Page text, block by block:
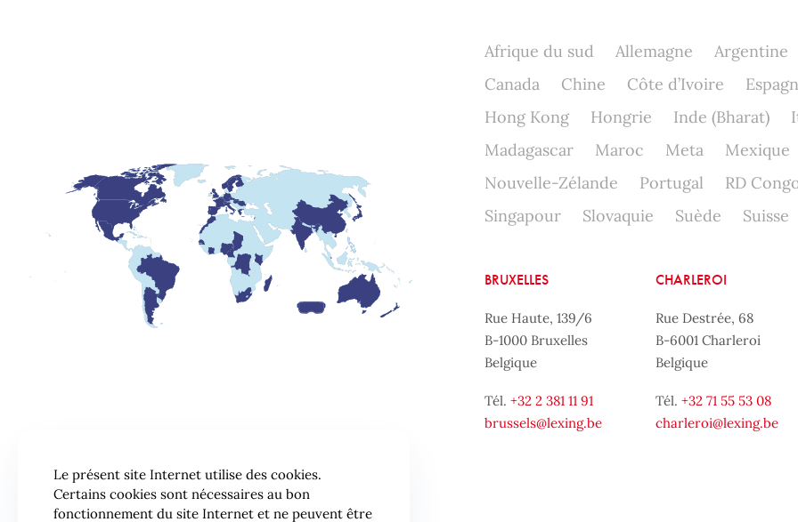
Afrique du sud Allemagne Argentine
Canada
Chine Côte d’Ivoire
Hong Kong
Hongrie Inde (Bharat)
Madagascar
Maroc Meta Mexique
Nouvelle-Zélande
Portugal RD
Singapour
Slovaquie Suède Suisse
BRUXELLES
Rue Haute, 139/6
B-1000 Bruxelles
Belgique
Tél. +32 2 381 11 91
brussels@lexing.be
CHARLEROI
Rue Destrée, 68
B-6001 Charleroi
Belgique
Tél.+32 71 55 53 08
charleroi@lexing.be
Le présent site Internet utilise des cookies.
Certains cookies sont nécessaires au bon
fonctionnement du site Internet et ne peuvent être